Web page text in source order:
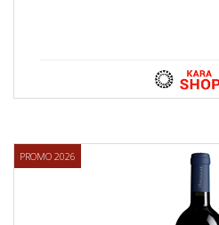
PROMO 2026